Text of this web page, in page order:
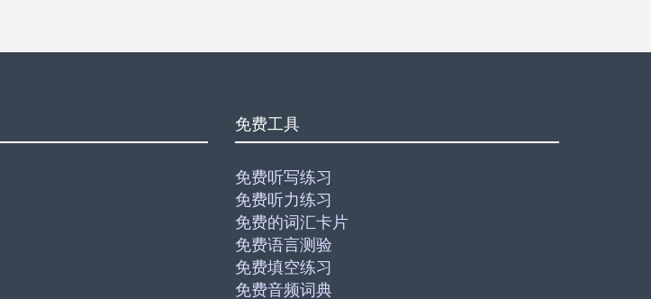
免费工具
免费听写练习
免费听力练习
免费的词汇卡片
免费语言测验
免费填空练习
免费音频词典